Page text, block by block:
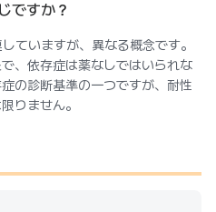
ですか？
ていますが、異なる概念です。
、依存症は薬なしではいられな
の診断基準の一つですが、耐性
りません。